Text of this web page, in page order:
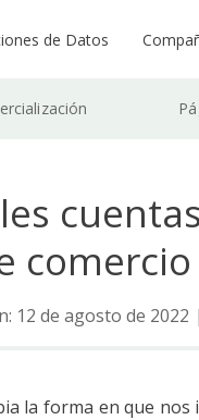
de Datos
12 de agosto de 2022 |
la forma en que